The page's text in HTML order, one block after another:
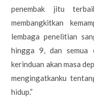
penembak jitu
membangkitkan
lembaga penelitian
hingga 9, dan semua
kerinduan akan masa
mengingatkanku
hidup.”